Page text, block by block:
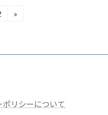
»
リシーについて